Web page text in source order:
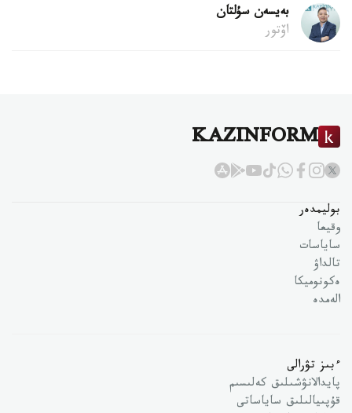
بەيسەن سۇلتان
اۆتور
KAZINFORM
بوليمدەر
وقيعا
ساياسات
تالداۋ
ەكونوميكا
الەمدە
ءبىز تۋرالى
پايدالانۋشىلىق كەلىسىم
قۇپىيالىلىق ساياساتى